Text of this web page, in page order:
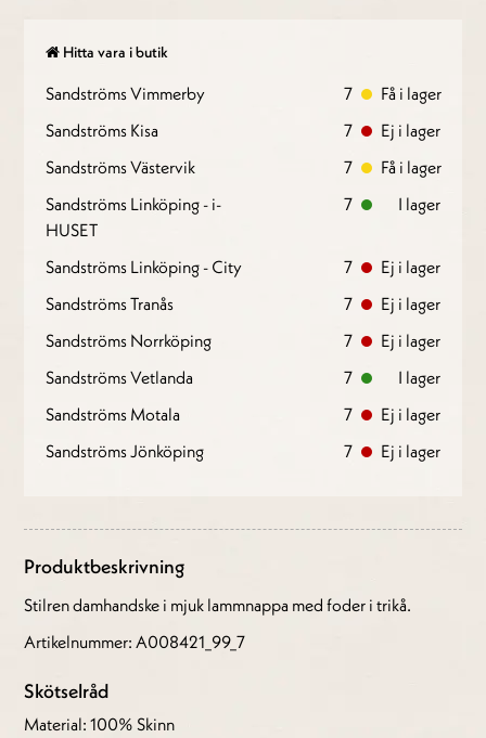
Hitta vara i butik
Sandströms Vimmerby 7
Få i lager
Sandströms Kisa
7
Ej i lager
Sandströms Västervik
7
Få i lager
Sandströms Linköping - i-
HUSET
7 I lager
Sandströms Linköping - City 7
Ej i lager
Sandströms Tranås
7
Ej i lager
Sandströms Norrköping
7
Ej i lager
Sandströms Vetlanda
7
I lager
Sandströms Motala
7
Ej i lager
Sandströms Jönköping
7 Ej i lager
Produktbeskrivning
Stilren damhandske i mjuk lammnappa med foder i trikå.
Artikelnummer: A008421_99_7
Skötselråd
Material: 100% Skinn